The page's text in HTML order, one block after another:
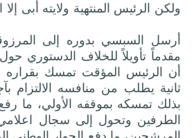
ولكن الرئيس المنتهية ولايته أبى
أرسل السبسي بدوره إلى
مقدماً تأويلاً للخلاف الدستوري
أن الرئيس المؤقت تمسك بقراره
ثانية يطلب من منافسه الالتزام
بذلك تمسكه بموقفه الأولي، ما
الطرفين وتحول إلى سجال